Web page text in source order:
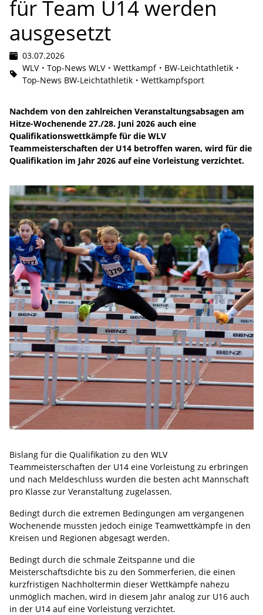
für Team U14 werden
ausgesetzt
03.07.2026
WLV
Top-News WLV Wettkampf
BW-Leichtathletik
Top-News BW-Leichtathletik
Wettkampfsport
Nachdem von den zahlreichen Veranstaltungsabsagen am
Hitze-Wochenende 27./28. Juni 2026 auch eine
Qualifikationswettkämpfe für die WLV
Teammeisterschaften der U14 betroffen waren, wird für die
Qualifikation im Jahr 2026 auf eine Vorleistung verzichtet.
Bislang für die Qualifikation zu den WLV
Teammeisterschaften der U14 eine Vorleistung zu erbringen
und nach Meldeschluss wurden die besten acht Mannschaft
pro Klasse zur Veranstaltung zugelassen.
Bedingt durch die extremen Bedingungen am vergangenen
Wochenende mussten jedoch einige Teamwettkämpfe in den
Kreisen und Regionen abgesagt werden.
Bedingt durch die schmale Zeitspanne und die
Meisterschaftsdichte bis zu den Sommerferien, die einen
kurzfristigen Nachholtermin dieser Wettkämpfe nahezu
unmöglich machen, wird in diesem Jahr analog zur U16 auch
in der U14 auf eine Vorleistung verzichtet.